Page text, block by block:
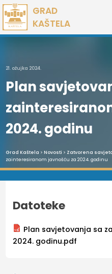
Preskoči
na
sadržaj
GRAD
KAŠTELA
21. ožujka 2024.
Plan
2024. godinu
Grad Kaštela > Novosti > Zatvorena
zainteresiranom javnošću za 2024. godinu
Datoteke
Plan savjetovanja sa
2024. godinu.pdf